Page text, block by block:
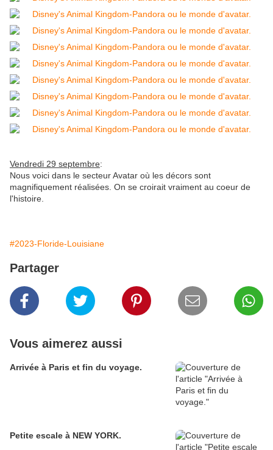
Vendredi 29 septembre:
Nous voici dans le secteur Avatar où les décors sont
magnifiquement réalisées. On se croirait vraiment au coeur de
l'histoire.
#2023-Floride-Louisiane
Partager
Vous aimerez aussi
Arrivée à Paris et fin du voyage.
Petite escale à NEW YORK.